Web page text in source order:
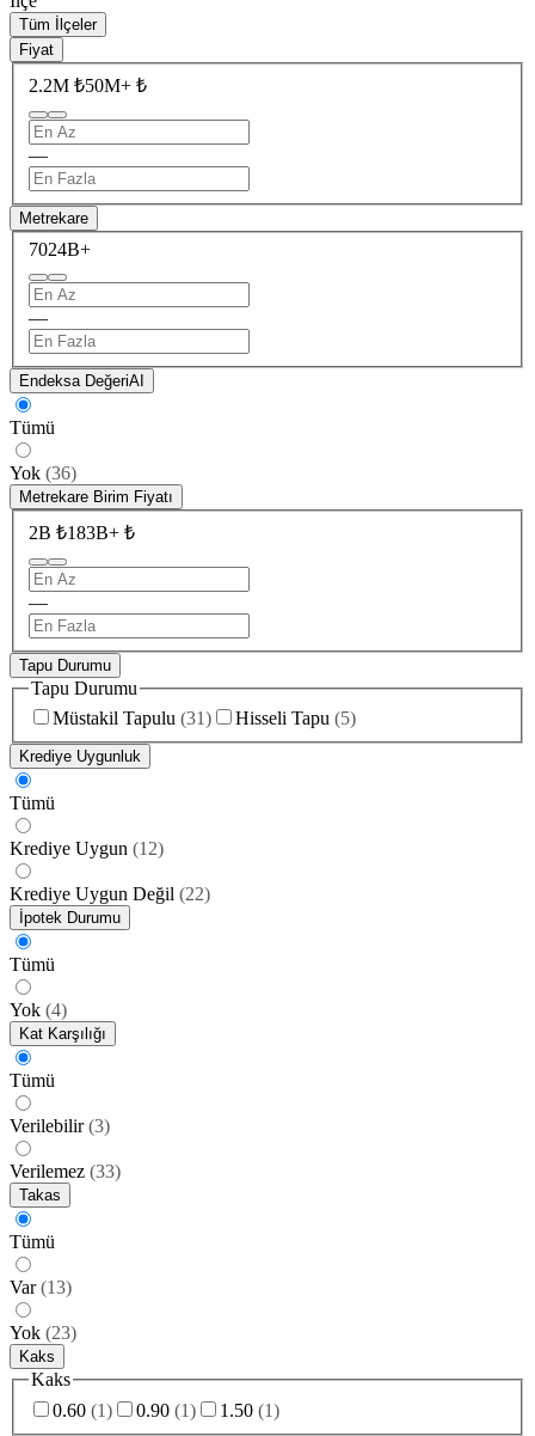
Tüm İlçeler
Fiyat
2.2M ₺50M+ ₺
—
Metrekare
7024B+
—
Endeksa DeğeriAI
Tümü
Yok (36)
Metrekare Birim Fiyatı
2B ₺183B+ ₺
—
Tapu Durumu
Tapu Durumu
Müstakil Tapulu (31) Hisseli Tapu (5)
Krediye Uygunluk
Tümü
Krediye Uygun (12)
Krediye Uygun Değil (22)
İpotek Durumu
Tümü
Yok (4)
Kat Karşılığı
Tümü
Verilebilir (3)
Verilemez (33)
Takas
Tümü
Var (13)
Yok (23)
Kaks
Kaks
0.60 (1) 0.90 (1) 1.50 (1)